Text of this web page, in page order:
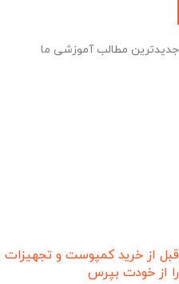
جدیدترین مطالب آموزشی ما
را از خودت بپرس